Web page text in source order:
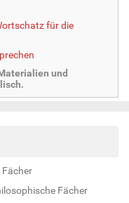
für die
und
Fächer